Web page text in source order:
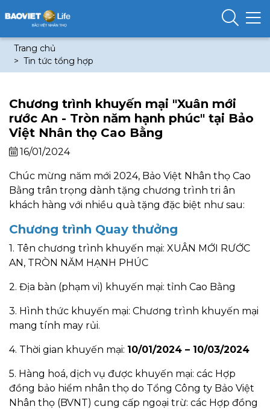
Trang chủ
Tin tức tổng hợp
Chương trình khuyến mại "Xuân mới
rước An - Tròn năm hạnh phúc" tại Bảo
Việt Nhân thọ Cao Bằng
16/01/2024
Chúc mừng năm mới 2024, Bảo Việt Nhân thọ Cao
Bằng trân trọng dành tặng chương trình tri ân
khách hàng với nhiều quà tặng đặc biệt như sau:
Chương trình Quay thưởng
1. Tên chương trình khuyến mại: XUÂN MỚI RƯỚC
AN, TRÒN NĂM HẠNH PHÚC
2. Địa bàn (phạm vi) khuyến mại: tỉnh Cao Bằng
3. Hình thức khuyến mại: Chương trình khuyến mại
mang tính may rủi.
4. Thời gian khuyến mại: 10/01/2024 – 10/03/2024
5. Hàng hoá, dịch vụ được khuyến mại: các Hợp
đồng bảo hiểm nhân thọ do Tổng Công ty Bảo Việt
Nhân thọ (BVNT) cung cấp ngoại trừ: các Hợp đồng